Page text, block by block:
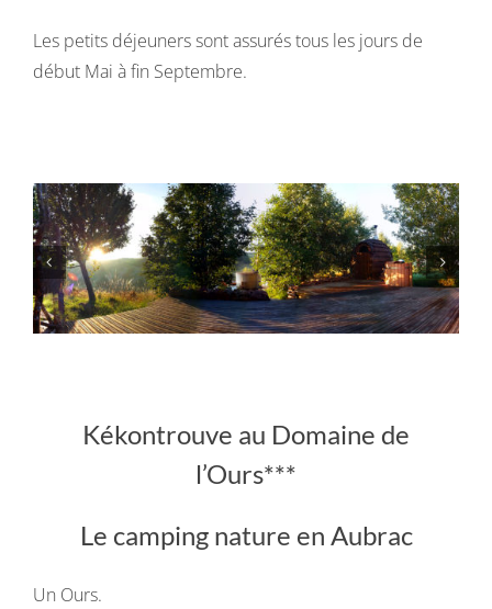
Les petits déjeuners sont assurés tous les jours de
début Mai à fin Septembre.
Kékontrouve au Domaine de
l’Ours***
Le camping nature en Aubrac
Un Ours.